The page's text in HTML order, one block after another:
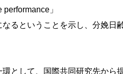
」
るということを示し、分娩日
として、国際共同研究先から